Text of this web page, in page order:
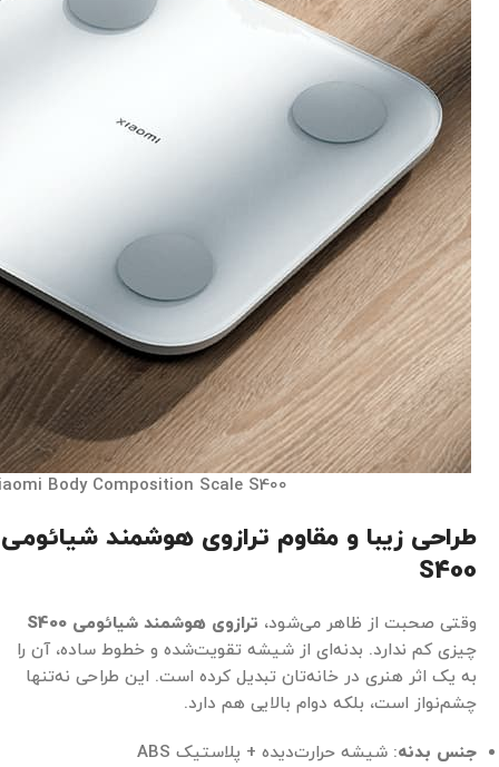
Body Composition Scale S400
طراحی زیبا و مقاوم ترازوی هوشمند شیائومی
S400
وقتی صحبت از ظاهر می‌شود، ترازوی هوشمند شیائومی S400
چیزی کم ندارد. بدنه‌ای از شیشه تقویت‌شده و خطوط ساده، آن را
به یک اثر هنری در خانه‌تان تبدیل کرده است. این طراحی نه‌تنها
چشم‌نواز است، بلکه دوام بالایی هم دارد.
جنس بدنه: شیشه حرارت‌دیده + پلاستیک ABS